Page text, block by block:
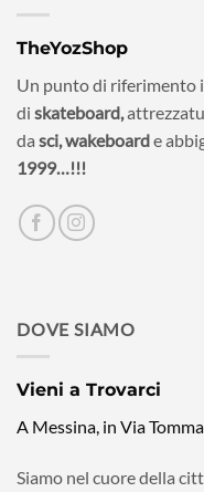
TheYozShop
Un punto di riferimento
di skateboard,
da sci,wakeboarde
1999…!!!
DOVE SIAMO
Vieni a Trovarci
A Messina, in Via
Siamo nel cuore della